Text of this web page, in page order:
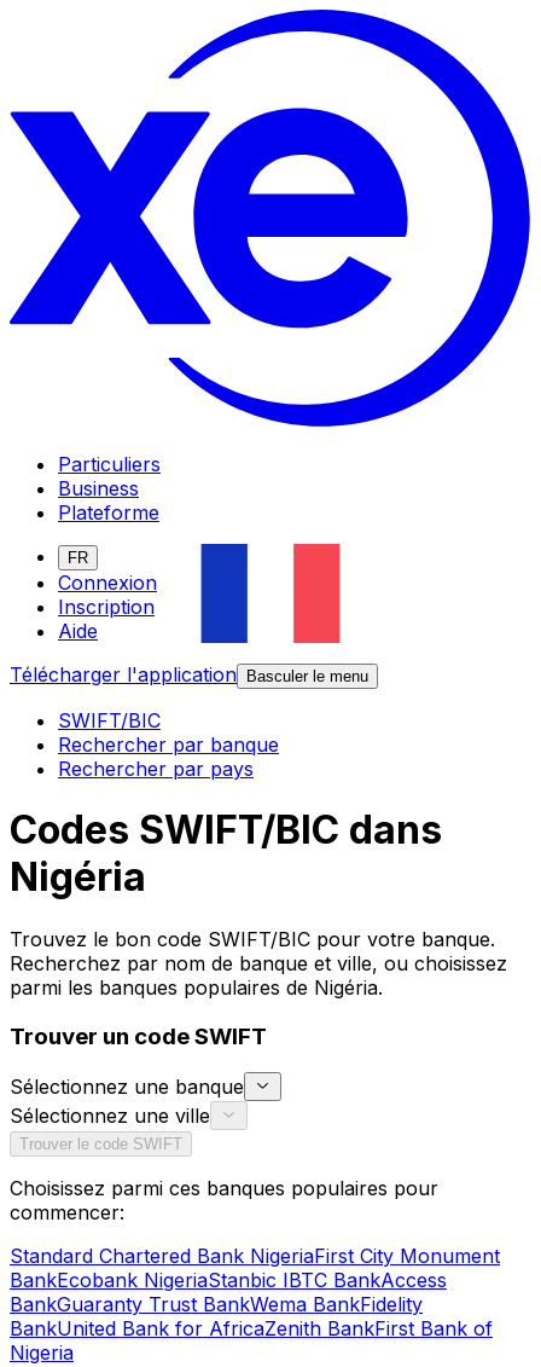
Particuliers
Business
Plateforme
FR
Connexion
Inscription
Aide
Télécharger l'application
Basculer le menu
SWIFT/BIC
Rechercher par banque
Rechercher par pays
Codes SWIFT/BIC dans
Nigéria
Trouvez le bon code SWIFT/BIC pour votre banque.
Recherchez par nom de banque et ville, ou choisissez
parmi les banques populaires de Nigéria.
Trouver un code SWIFT
Sélectionnez une banque
Sélectionnez une ville
Trouver le code SWIFT
Choisissez parmi ces banques populaires pour
commencer:
Standard Chartered Bank NigeriaFirst City Monument
BankEcobank NigeriaStanbic IBTC BankAccess
BankGuaranty Trust BankWema BankFidelity
BankUnited Bank for AfricaZenith BankFirst Bank of
Nigeria